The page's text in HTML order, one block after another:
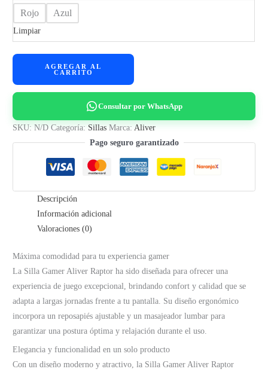
Rojo Azul
Limpiar
Silla
Ergonómica
Raptor
AGREGAR AL
CARRITO
Consultar por WhatsApp
SKU:N/D Categoría: Sillas Marca:Aliver
Pago seguro garantizado
Descripción
Información adicional
Valoraciones (0)
Máxima comodidad para tu experiencia gamer
La Silla Gamer Aliver Raptor ha sido diseñada para ofrecer una
experiencia de juego excepcional, brindando confort y calidad que se
adapta a largas jornadas frente a tu pantalla. Su diseño ergonómico
incorpora un reposapiés ajustable y un masajeador lumbar para
garantizar una postura óptima y relajación durante el uso.
Elegancia y funcionalidad en un solo producto
Con un diseño moderno y atractivo, la Silla Gamer Aliver Raptor